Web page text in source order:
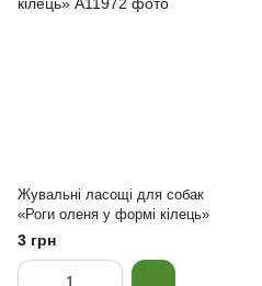
Жувальні ласощі для собак
«Роги оленя у формі кілець»
3 грн